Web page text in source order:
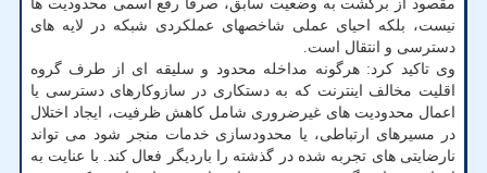
مقصود از برگشت به وضعیت سابق، صرفا رفع اسمی محدودیت ها
نیست، بلکه احیای عملی شاخصهای عملکردی شبکه در لایه های
دسترسی و انتقال است.
وی تاکید کرد: هرگونه مداخله محدود و سلیقه ای از طرف گروه
اقلیت مخالف اینترنت که به دستکاری در سازوکارهای دسترسی یا
اعمال محدودیت های غیرضروری شامل کاهش ظرفیت، ایجاد اختلال
در مسیرهای ارتباطی، یا محدودسازی خدمات منجر شود می تواند
نارضایتی های تجربه شده در گذشته را باردیگر فعال کند. با عنایت به